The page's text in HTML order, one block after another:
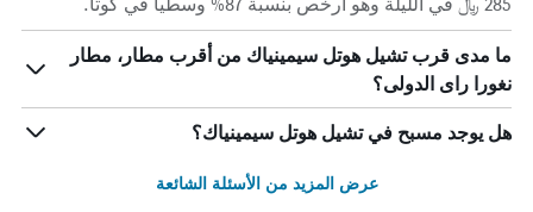
ما مدى قرب تشيل هوتل سيمينياك من أقرب مطار، مطار
نغورا راى الدولى؟
هل يوجد مسبح في تشيل هوتل سيمينياك؟
عرض المزيد من الأسئلة الشائعة